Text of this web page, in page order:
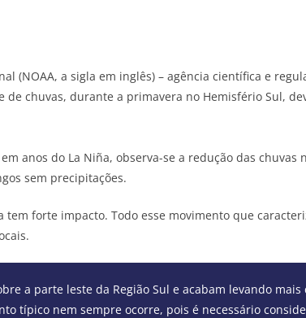
(NOAA, a sigla em inglês) – agência científica e
chuvas, durante a primavera no Hemisfério Sul,
anos do La Niña, observa-se a redução das
sem precipitações.
forte impacto. Todo esse movimento que
a parte leste da Região Sul e acabam levando
típico nem sempre ocorre, pois é necessário